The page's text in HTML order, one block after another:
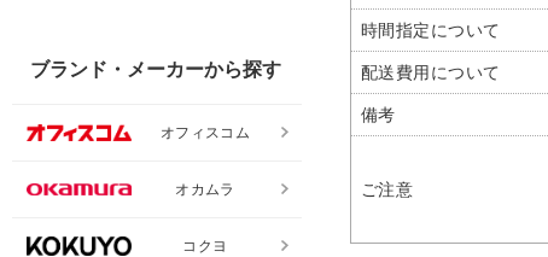
時間指定について
配送費用について
備考
ご注意
ブランド・メーカーから探す
オフィスコム
オカムラ
コクヨ